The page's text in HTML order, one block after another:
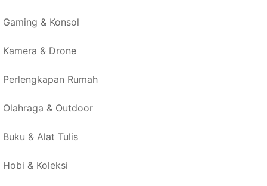
Gaming & Konsol
Kamera & Drone
Perlengkapan Rumah
Olahraga & Outdoor
Buku & Alat Tulis
Hobi & Koleksi